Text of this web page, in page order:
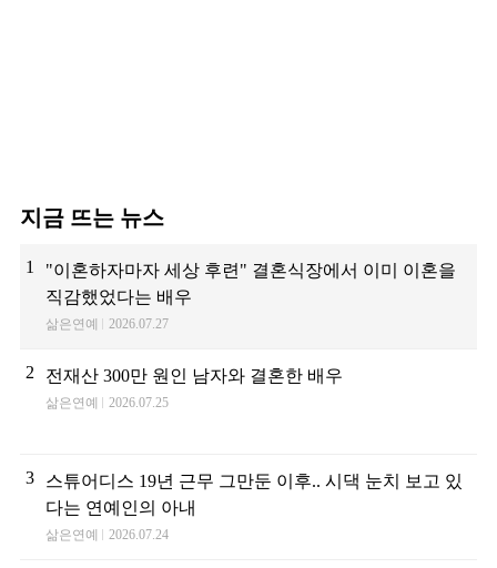
지금 뜨는 뉴스
1
"이혼하자마자 세상 후련" 결혼식장에서 이미 이혼을
직감했었다는 배우
삶은연예 2026.07.27
2 전재산 300만 원인 남자와 결혼한 배우
삶은연예 2026.07.25
3
스튜어디스 19년 근무 그만둔 이후.. 시댁 눈치 보고 있
다는 연예인의 아내
삶은연예 2026.07.24